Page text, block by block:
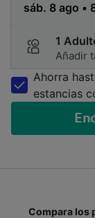
1
Añadir
Ahorra
estancias
Compara los